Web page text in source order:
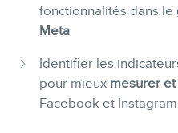
fonctionnalités dans le
Meta
Identifier les
pour mieux mesurer
Facebook et Instagram